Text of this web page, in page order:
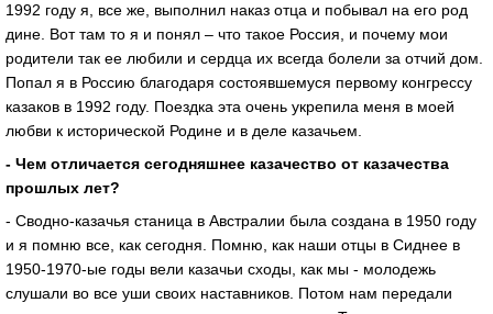
1992 году я, все же, выполнил наказ отца и побывал на его род
дине. Вот там то я и понял – что такое Россия, и почему мои
родители так ее любили и сердца их всегда болели за отчий дом.
Попал я в Россию благодаря состоявшемуся первому конгрессу
казаков в 1992 году. Поездка эта очень укрепила меня в моей
любви к исторической Родине и в деле казачьем.
- Чем отличается сегодняшнее казачество от казачества
прошлых лет?
- Сводно-казачья станица в Австралии была создана в 1950 году
и я помню все, как сегодня. Помню, как наши отцы в Сиднее в
1950-1970-ые годы вели казачьи сходы, как мы - молодежь
слушали во все уши своих наставников. Потом нам передали